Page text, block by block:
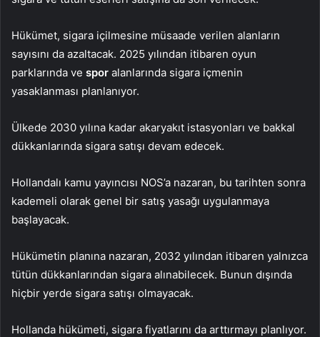
Hükümet, sigara içilmesine müsaade verilen alanların
sayısını da azaltacak. 2025 yılından itibaren oyun
parklarında ve spor alanlarında sigara içmenin
yasaklanması planlanıyor.
Ülkede 2030 yılına kadar akaryakıt istasyonları ve bakkal
dükkanlarında sigara satışı devam edecek.
Hollandalı kamu yayıncısı NOS’a nazaran, bu tarihten sonra
kademeli olarak genel bir satış yasağı uygulanmaya
başlayacak.
Hükümetin planına nazaran, 2032 yılından itibaren yalnızca
tütün dükkanlarından sigara alınabilecek. Bunun dışında
hiçbir yerde sigara satışı olmayacak.
Hollanda hükümeti, sigara fiyatlarını da arttırmayı planlıyor.